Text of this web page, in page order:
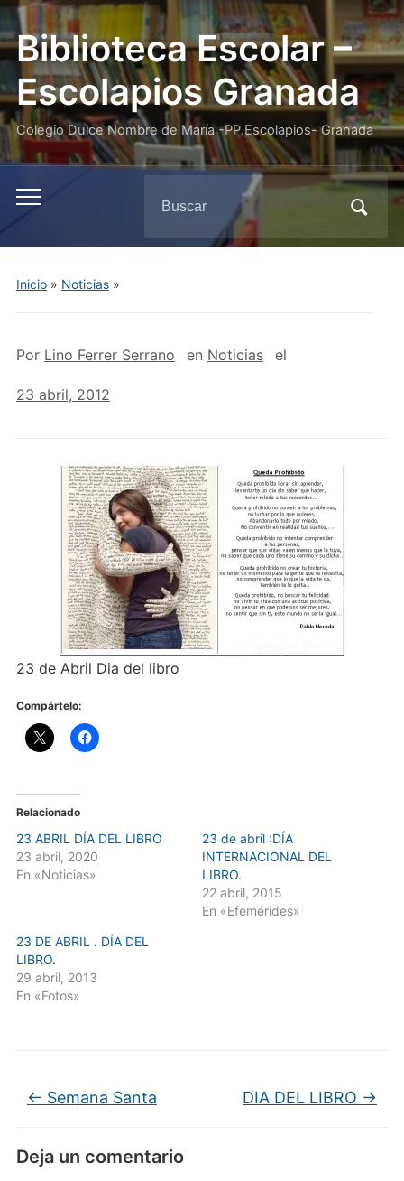
Biblioteca Escolar –
Escolapios Granada
Colegio Dulce Nombre de María -PP.Escolapios- Granada
Alternar
menú
móvil
Inicio» Noticias»
Por Lino Ferrer Serrano en Noticias el
23 abril, 2012
23 de Abril Dia del libro
Compártelo:
Relacionado
23 ABRIL DÍA DEL LIBRO
23 abril, 2020
En «Noticias»
23 de abril :DÍA
INTERNACIONAL DEL
LIBRO.
22 abril, 2015
En «Efemérides»
23 DE ABRIL . DÍA DEL
LIBRO.
29 abril, 2013
En «Fotos»
← Semana Santa DIA DEL LIBRO →
Deja un comentario